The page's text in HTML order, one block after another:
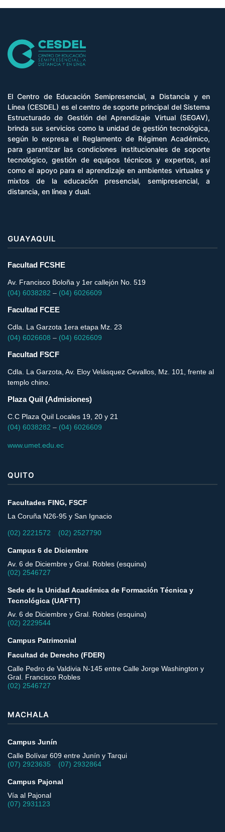
El Centro de Educación Semipresencial, a Distancia y en
Línea (CESDEL) es el centro de soporte principal del Sistema
Estructurado de Gestión del Aprendizaje Virtual (SEGAV),
brinda sus servicios como la unidad de gestión tecnológica,
según lo expresa el Reglamento de Régimen Académico,
para garantizar las condiciones institucionales de soporte
tecnológico, gestión de equipos técnicos y expertos, así
como el apoyo para el aprendizaje en ambientes virtuales y
mixtos de la educación presencial, semipresencial, a
distancia, en línea y dual.
GUAYAQUIL
Facultad FCSHE
Av. Francisco Boloña y 1er callejón No. 519
(04) 6038282 – (04) 6026609
Facultad FCEE
Cdla. La Garzota 1era etapa Mz. 23
(04) 6026608 – (04) 6026609
Facultad FSCF
Cdla. La Garzota, Av. Eloy Velásquez Cevallos, Mz. 101, frente al
templo chino.
Plaza Quil (Admisiones)
C.C Plaza Quil Locales 19, 20 y 21
(04) 6038282 – (04) 6026609
www.umet.edu.ec
QUITO
Facultades FING, FSCF
La Coruña N26-95 y San Ignacio
(02) 2221572 (02) 2527790
Campus 6 de Diciembre
Av. 6 de Diciembre y Gral. Robles (esquina)
(02) 2546727
Sede de la Unidad Académica de Formación Técnica y
Tecnológica (UAFTT)
Av. 6 de Diciembre y Gral. Robles (esquina)
(02) 2229544
Campus Patrimonial
Facultad de Derecho (FDER)
Calle Pedro de Valdivia N-145 entre Calle Jorge Washington y
Gral. Francisco Robles
(02) 2546727
MACHALA
Campus Junín
Calle Bolívar 609 entre Junín y Tarqui
(07) 2923635
(07) 2932864
Campus Pajonal
Vía al Pajonal
(07) 2931123